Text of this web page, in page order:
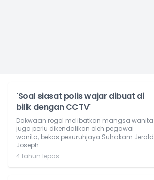
'Soal siasat polis wajar dibuat di
bilik dengan CCTV'
Dakwaan rogol melibatkan mangsa wanita
juga perlu dikendalikan oleh pegawai
wanita, bekas pesuruhjaya Suhakam Jerald
Joseph.
4 tahun lepas